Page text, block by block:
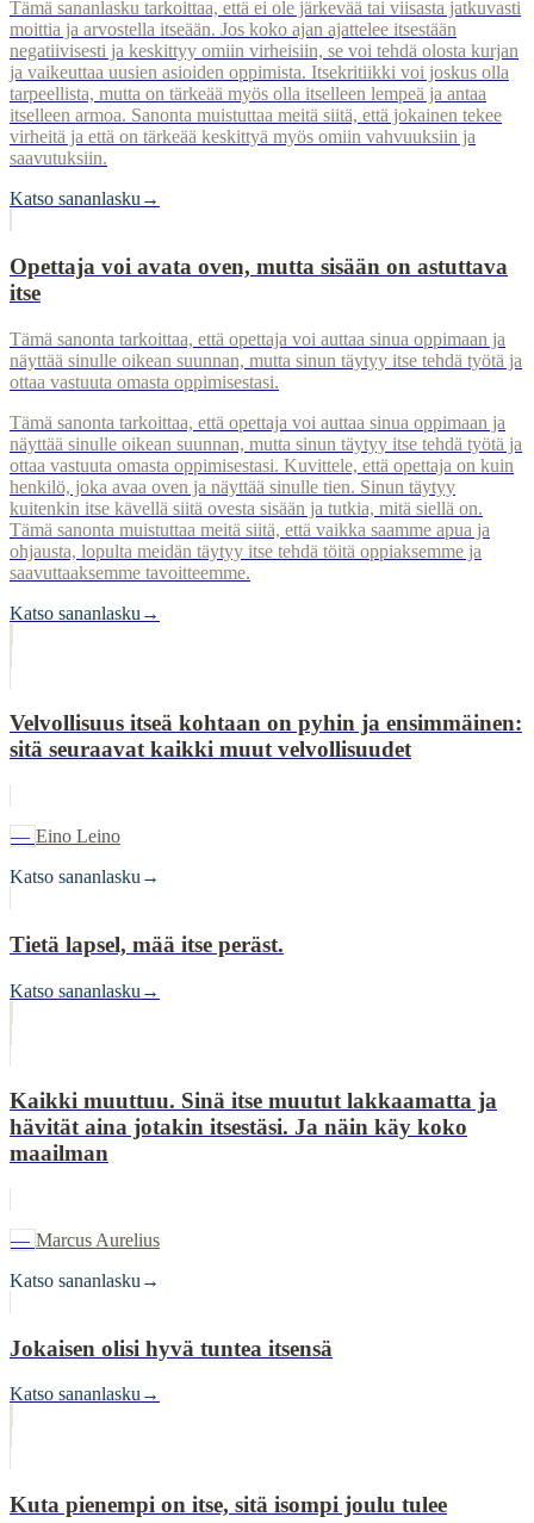
Tämä sananlasku tarkoittaa, että ei ole järkevää tai viisasta jatkuvasti
moittia ja arvostella itseään. Jos koko ajan ajattelee itsestään
negatiivisesti ja keskittyy omiin virheisiin, se voi tehdä olosta kurjan
ja vaikeuttaa uusien asioiden oppimista. Itsekritiikki voi joskus olla
tarpeellista, mutta on tärkeää myös olla itselleen lempeä ja antaa
itselleen armoa. Sanonta muistuttaa meitä siitä, että jokainen tekee
virheitä ja että on tärkeää keskittyä myös omiin vahvuuksiin ja
saavutuksiin.
Katso sananlasku →
Opettaja voi avata oven, mutta sisään on astuttava
itse
Tämä sanonta tarkoittaa, että opettaja voi auttaa sinua oppimaan ja
näyttää sinulle oikean suunnan, mutta sinun täytyy itse tehdä työtä ja
ottaa vastuuta omasta oppimisestasi.
Tämä sanonta tarkoittaa, että opettaja voi auttaa sinua oppimaan ja
näyttää sinulle oikean suunnan, mutta sinun täytyy itse tehdä työtä ja
ottaa vastuuta omasta oppimisestasi. Kuvittele, että opettaja on kuin
henkilö, joka avaa oven ja näyttää sinulle tien. Sinun täytyy
kuitenkin itse kävellä siitä ovesta sisään ja tutkia, mitä siellä on.
Tämä sanonta muistuttaa meitä siitä, että vaikka saamme apua ja
ohjausta, lopulta meidän täytyy itse tehdä töitä oppiaksemme ja
saavuttaaksemme tavoitteemme.
Katso sananlasku →
Velvollisuus itseä kohtaan on pyhin ja ensimmäinen:
sitä seuraavat kaikki muut velvollisuudet
— Eino Leino
Katso sananlasku →
Tietä lapsel, mää itse peräst.
Katso sananlasku →
Kaikki muuttuu. Sinä itse muutut lakkaamatta ja
hävität aina jotakin itsestäsi. Ja näin käy koko
maailman
— Marcus Aurelius
Katso sananlasku →
Jokaisen olisi hyvä tuntea itsensä
Katso sananlasku →
Kuta pienempi on itse, sitä isompi joulu tulee